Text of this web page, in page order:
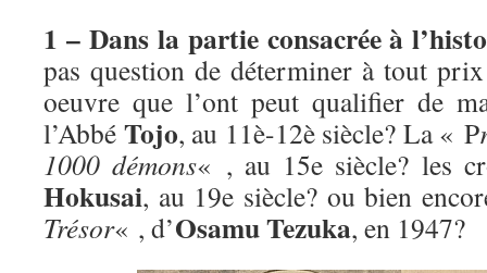
1 – Dans la partie consacrée à
pas question de déterminer à tout
oeuvre que l’ont peut qualifier de
l’Abbé Tojo, au 11è-12è siècle? La « P
1000 démons« , au 15e siècle? les
Hokusai, au 19e siècle? ou bien
Trésor« , d’Osamu Tezuka, en 1947?